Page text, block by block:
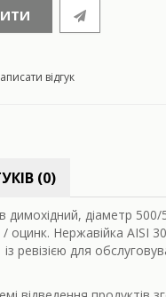
відгук
(0)
димохідний, діаметр 500/
оцинк. Нержавійка AISI
ревізією для